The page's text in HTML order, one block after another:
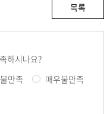
목록
하시나요?
불만족 매우불만족